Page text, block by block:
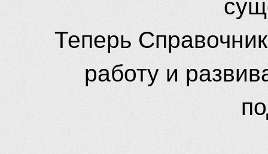
Теперь
работу и